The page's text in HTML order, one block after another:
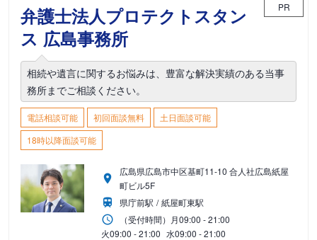
弁護士法人プロテクトスタン
ス 広島事務所
PR
相続や遺言に関するお悩みは、豊富な解決実績のある当事
務所までご相談ください。
電話相談可能 初回面談無料
土日面談可能
18時以降面談可能
広島県広島市中区基町11-10 合人社広島紙屋
町ビル5F
県庁前駅
紙屋町東駅
（受付時間） 月09:00 - 21:00
火09:00 - 21:00 水09:00 - 21:00